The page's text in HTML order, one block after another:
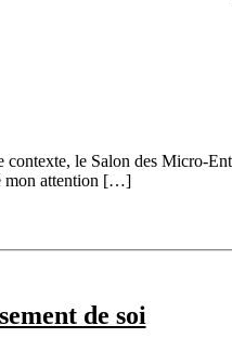
contexte, le Salon des Micro-
mon attention […]
de soi